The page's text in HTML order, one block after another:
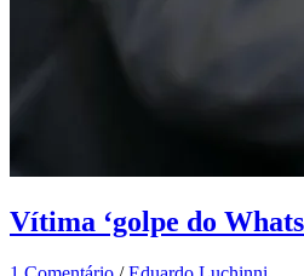
Vítima ‘golpe do